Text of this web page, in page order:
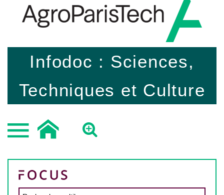
Infodoc : Sciences,
Techniques et Culture